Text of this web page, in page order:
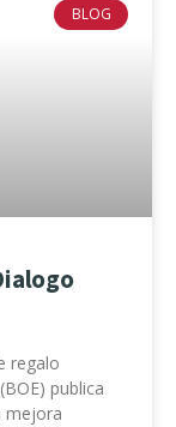
BLOG
regalo
publica
mejora